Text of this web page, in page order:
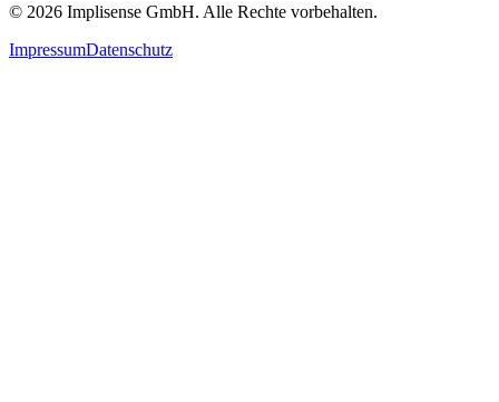
© 2026 Implisense GmbH. Alle Rechte vorbehalten.
ImpressumDatenschutz